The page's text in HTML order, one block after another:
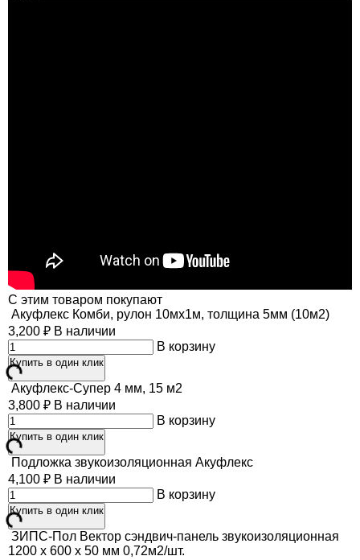
C этим товаром покупают
Акуфлекс Комби, рулон 10мх1м, толщина 5мм (10м2)
3,200 ₽ В наличии
В корзину
Купить в один клик
Акуфлекс-Супер 4 мм, 15 м2
3,800 ₽ В наличии
В корзину
Купить в один клик
Подложка звукоизоляционная Акуфлекс
4,100 ₽ В наличии
В корзину
Купить в один клик
ЗИПС-Пол Вектор сэндвич-панель звукоизоляционная
1200 х 600 х 50 мм 0,72м2/шт.